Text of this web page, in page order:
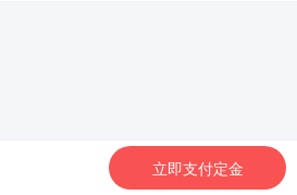
立即支付定金